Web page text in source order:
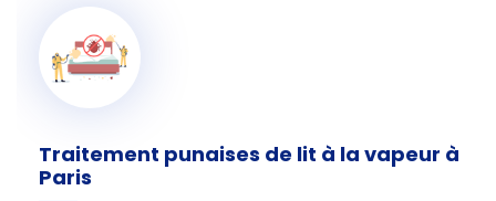
Traitement punaises de lit à la vapeur à
Paris